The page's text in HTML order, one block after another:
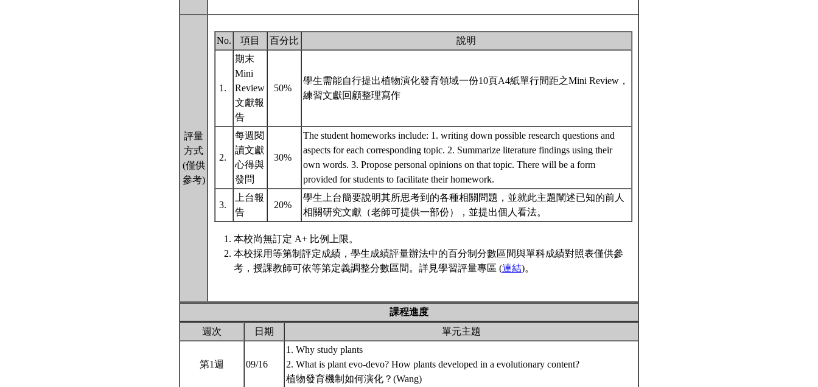
評量
方式
(僅供
參考)
No. 項目 百分比 說明
1.
期末
Mini
Review
文獻報
告
50%
學生需能自行提出植物演化發育領域一份10頁A4紙單行間距之Mini Review，
練習文獻回顧整理寫作
2.
每週閱
讀文獻
心得與
發問
30%
The student homeworks include: 1. writing down possible research questions and
aspects for each corresponding topic. 2. Summarize literature findings using their
own words. 3. Propose personal opinions on that topic. There will be a form
provided for students to facilitate their homework.
3.
上台報
告
20%
學生上台簡要說明其所思考到的各種相關問題，並就此主題闡述已知的前人
相關研究文獻（老師可提供一部份），並提出個人看法。
本校尚無訂定 A+ 比例上限。
本校採用等第制評定成績，學生成績評量辦法中的百分制分數區間與單科成績對照表僅供參
考，授課教師可依等第定義調整分數區間。詳見學習評量專區 (連結)。
課程進度
週次
日期 單元主題
第1週 09/16
1. Why study plants
2. What is plant evo-devo? How plants developed in a evolutionary content?
植物發育機制如何演化？(Wang)